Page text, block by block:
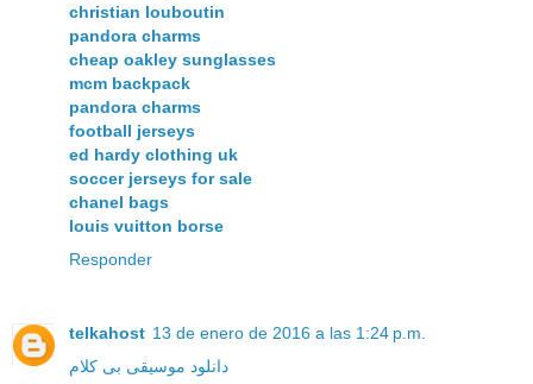
christian louboutin
pandora charms
cheap oakley sunglasses
mcm backpack
pandora charms
football jerseys
ed hardy clothing uk
soccer jerseys for sale
chanel bags
louis vuitton borse
Responder
telkahost 13 de enero de 2016 a las 1:24 p.m.
دانلود موسیقی بی کلام